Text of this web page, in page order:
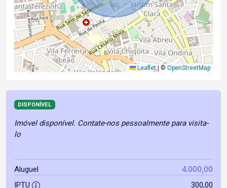
Leaflet ©OpenStreetMap
DISPONÍVEL
Imóvel disponível. Contate-nos pessoalmente para visita-
lo
Aluguel 4.000,00
IPTU 300,00